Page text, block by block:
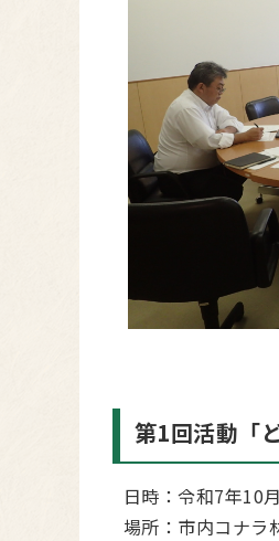
第1回活動「
日時：令和7年10
場所：市内コナラ